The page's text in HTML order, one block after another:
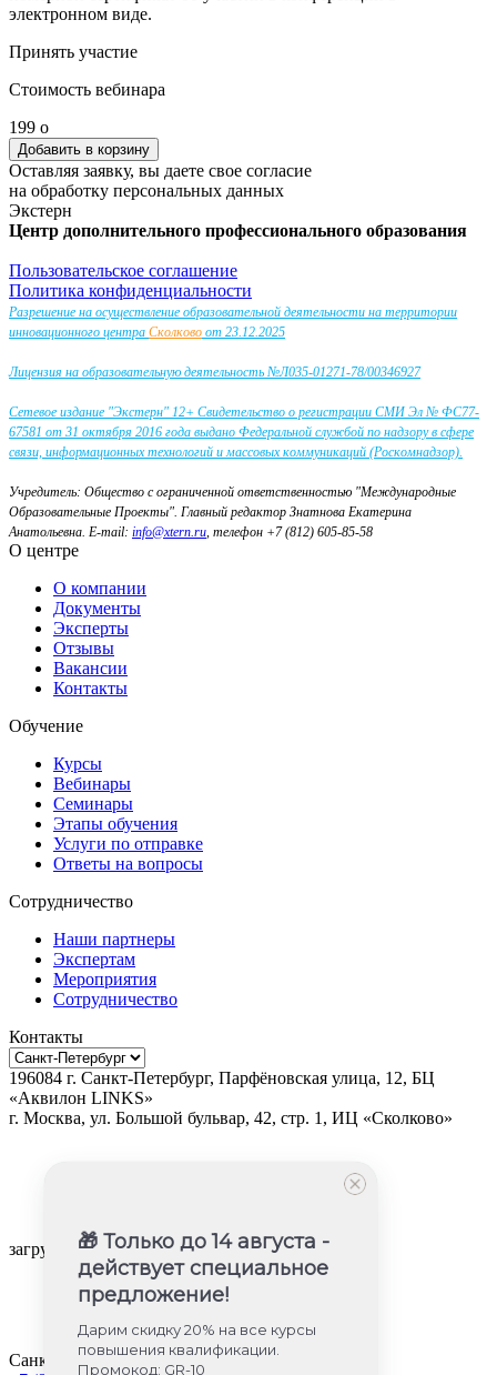
электронном виде.
Принять участие
Стоимость вебинара
199 o
Оставляя заявку, вы даете свое согласие
на обработку персональных данных
Экстерн
Центр дополнительного профессионального образования
Пользовательское соглашение
Политика конфиденциальности
Разрешение на осуществление образовательной деятельности на территории
инновационного центра Сколково от 23.12.2025
Лицензия на образовательную деятельность №Л035-01271-78/00346927
Сетевое издание "Экстерн" 12+ Свидетельство о регистрации СМИ Эл № ФС77-
67581 от 31 октября 2016 года выдано Федеральной службой по надзору в сфере
связи, информационных технологий и массовых коммуникаций (Роскомнадзор).
Учредитель: Общество с ограниченной ответственностью "Международные
Образовательные Проекты". Главный редактор Знатнова Екатерина
Анатольевна. E-mail: info@xtern.ru, телефон +7 (812) 605-85-58
О центре
О компании
Документы
Эксперты
Отзывы
Вакансии
Контакты
Обучение
Курсы
Вебинары
Семинары
Этапы обучения
Услуги по отправке
Ответы на вопросы
Сотрудничество
Наши партнеры
Экспертам
Мероприятия
Сотрудничество
Контакты
196084 г. Санкт-Петербург, Парфёновская улица, 12, БЦ
«Аквилон LINKS»
г. Москва, ул. Большой бульвар, 42, стр. 1, ИЦ «Сколково»
загрузка карты...
Санкт-Петербург
🎁 Только до 14 августа -
действует специальное
предложение!
Дарим скидку 20% на все курсы
повышения квалификации.
Промокод: GR-10